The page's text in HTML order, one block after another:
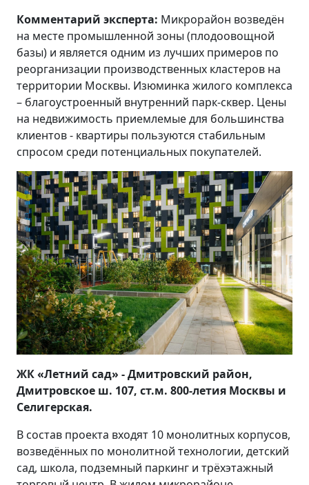
Комментарий эксперта: Микрорайон возведён
на месте промышленной зоны (плодоовощной
базы) и является одним из лучших примеров по
реорганизации производственных кластеров на
территории Москвы. Изюминка жилого комплекса
– благоустроенный внутренний парк-сквер. Цены
на недвижимость приемлемые для большинства
клиентов - квартиры пользуются стабильным
спросом среди потенциальных покупателей.
ЖК «Летний сад» - Дмитровский район,
Дмитровское ш. 107, ст.м. 800-летия Москвы и
Селигерская.
В состав проекта входят 10 монолитных корпусов,
возведённых по монолитной технологии, детский
сад, школа, подземный паркинг и трёхэтажный